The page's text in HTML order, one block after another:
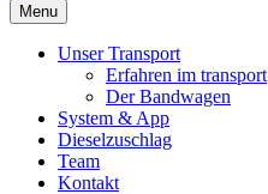
Menu
Unser Transport
Erfahren im transport
Der Bandwagen
System & App
Dieselzuschlag
Team
Kontakt